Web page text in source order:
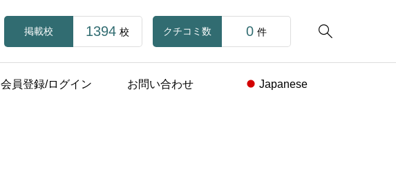

掲載校 1394 校 クチコミ数 0 件
会員登録/ログイン お問い合わせ Japanese